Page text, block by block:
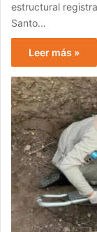
estructural
Santo…
Leer más »